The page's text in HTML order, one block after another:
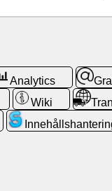
Analytics
Wiki